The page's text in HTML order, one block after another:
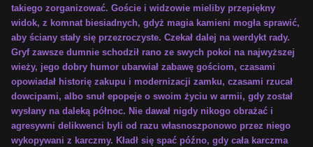
takiego zorganizować. Goście i widzowie mieliby przepiękny
widok, z komnat biesiadnych, gdyż magia kamieni mogła sprawić,
aby ściany stały się przezroczyste. Czekał dalej na werdykt rady.
Gryf zawsze dumnie schodził rano ze swych pokoi na najwyższej
wieży, jego dobry humor ubarwiał zabawę gościom, czasami
opowiadał historię zakupu i modernizacji zamku, czasami rzucał
dowcipami, albo snuł epopeje o swoim życiu w armii, gdy został
wysłany na daleką północ. Nie dawał nigdy nikogo obrażać i
agresywni delikwenci byli od razu własnoszponowo przez niego
wykopywani z karczmy. Kładł się spać późno, gdy cała karczma